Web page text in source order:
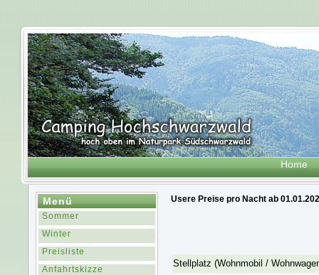
Home
Menü
Sommer
Winter
Preisliste
Anfahrtskizze
Usere Preise pro Nacht ab
Stellplatz (Wohnmobil /